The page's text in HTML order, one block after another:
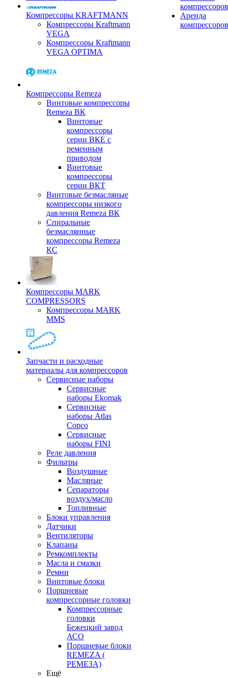
Компрессоры KRAFTMANN
Компрессоры Kraftmann
VEGA
Компрессоры Kraftmann
VEGA OPTIMA
Компрессоры Remeza
Винтовые компрессоры
Remeza ВК
Винтовые
компрессоры
серии ВКЕ с
ременным
приводом
Винтовые
компрессоры
серии ВКТ
Винтовые безмасляные
компрессоры низкого
давления Remeza ВК
Спиральные
безмаслянные
компрессоры Remeza
КС
Компрессоры MARK
COMPRESSORS
Компрессоры MARK
MMS
Запчасти и расходные
материалы для компрессоров
Cервисные наборы
Сервисные
наборы Ekomak
Cервисные
наборы Atlas
Copco
Сервисные
наборы FINI
Реле давления
Фильтры
Воздушные
Масляные
Сепараторы
воздух/масло
Топливные
Блоки управления
Датчики
Вентиляторы
Клапаны
Ремкомплекты
Масла и смазки
Ремни
Винтовые блоки
Поршневые
компрессорные головки
Компрессорные
головки
Бежецкий завод
АСО
Поршневые блоки
REMEZA (
РЕМЕЗА)
Ещё
компрессоров
Аренда
компрессоров